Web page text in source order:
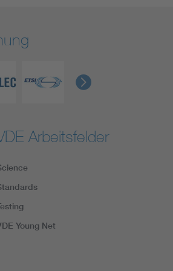
Arbeitsfelder
Young Net